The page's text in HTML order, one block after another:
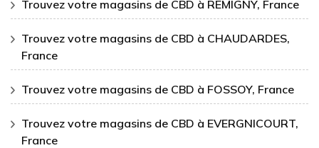
Trouvez votre magasins de CBD à REMIGNY, France
Trouvez votre magasins de CBD à CHAUDARDES,
France
Trouvez votre magasins de CBD à FOSSOY, France
Trouvez votre magasins de CBD à EVERGNICOURT,
France